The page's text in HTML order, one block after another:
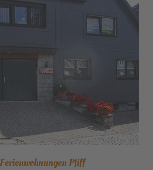
Ferienwohnungen Pfiff